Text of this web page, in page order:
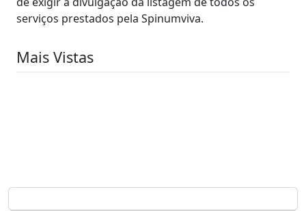
serviços prestados pela Spinumviva.
Mais Vistas